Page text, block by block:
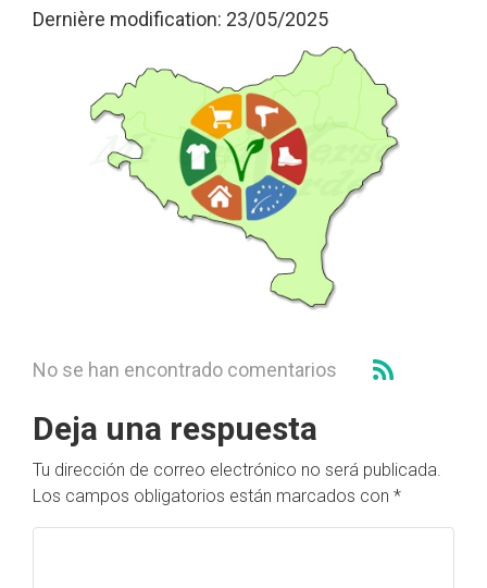
Dernière modification: 23/05/2025
No se han encontrado comentarios
Deja una respuesta
Tu dirección de correo electrónico no será publicada.
Los campos obligatorios están marcados con *